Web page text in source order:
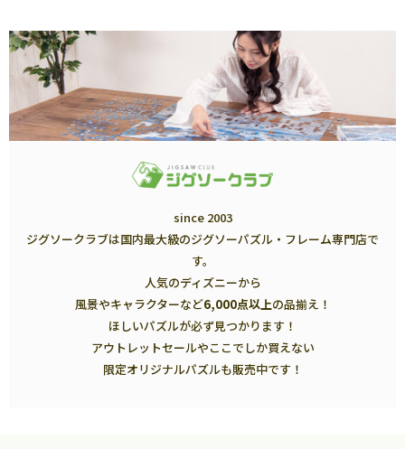
since 2003
ジグソークラブは国内最大級のジグソーパズル・フレーム専門店で
す。
人気のディズニーから
風景やキャラクターなど6,000点以上の品揃え！
ほしいパズルが必ず見つかります！
アウトレットセールやここでしか買えない
限定オリジナルパズルも販売中です！